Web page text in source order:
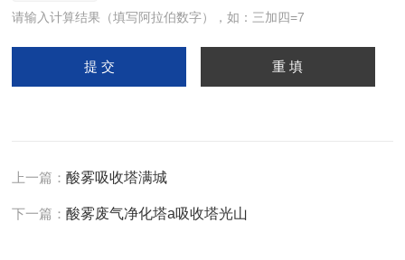
请输入计算结果（填写阿拉伯数字），如：三加四=7
上一篇：酸雾吸收塔满城
下一篇：酸雾废气净化塔a吸收塔光山